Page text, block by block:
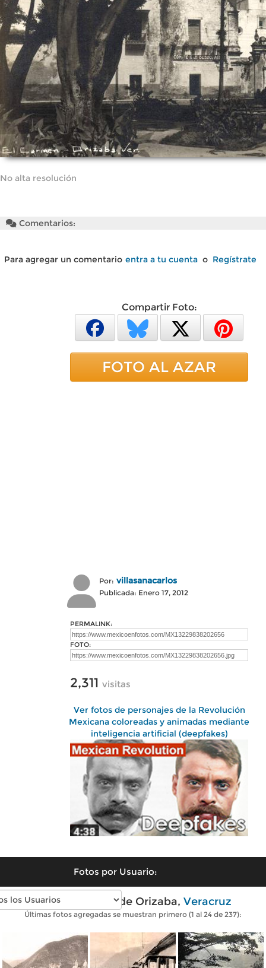
No alta resolución
Comentarios:
Para agregar un comentario entra a tu cuenta o Regístrate
Compartir Foto:
FOTO AL AZAR
Por: villasanacarlos
Publicada: Enero 17, 2012
PERMALINK:
FOTO:
2,311 visitas
Ver fotos de personajes de la Revolución
Mexicana coloreadas y animadas mediante
inteligencia artificial (deepfakes)
Fotos por Usuario:
Fotos antiguas de Orizaba, Veracruz
Últimas fotos agregadas se muestran primero (1 al 24 de 237):